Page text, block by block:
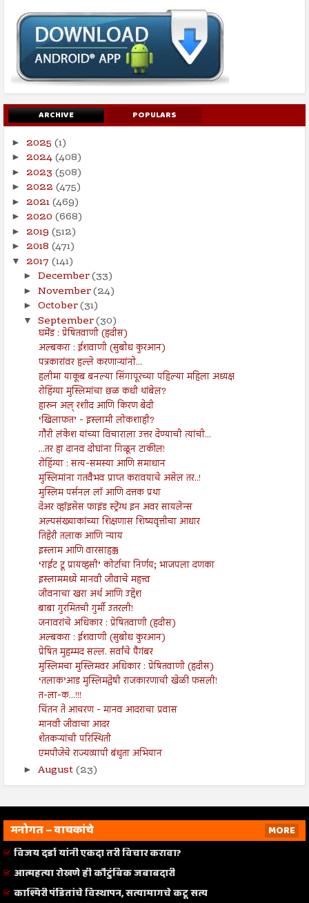
ARCHIVE POPULARS
► 2025 (1)
► 2024(408)
► 2023 (508)
► 2022 (475)
► 2021(469)
► 2020 (668)
► 2019 (512)
► 2018 (471)
▼ 2017 (141)
► December(33)
► November(24)
► October(31)
▼ September(30)
घमेंड : प्रेषितवाणी (हदीस)
अल्बकरा : ईशवाणी (सुबोध कुरआन)
पत्रकारांवर हल्ले करणाऱ्यांनो...
हलीमा याकूब बनल्या सिंगापूरच्या पहिल्या महिला अध्यक्ष
रोहिंग्या मुस्लिमांचा छळ कधी थांबेल?
हारुन अल् रशीद आणि किरण बेदी
‘खिलाफत’ - इस्लामी लोकशाही?
गौरी लंकेश यांच्या विचाराला उत्तर देण्याची त्यांची...
...तर हा दानव दोघांना गिळून टाकील!
रोहिंग्या : सत्य-समस्या आणि समाधान
मुस्लिमांना गतवैभव प्राप्त करावयाचे असेल तर..!
मुस्लिम पर्सनल लॉ आणि दत्तक प्रथा
देअर व्हॉइसेस फाइंड स्ट्रेंग्थ इन अवर सायलेन्स
अल्पसंख्याकांच्या शिक्षणास शिष्यवृत्तीचा आधार
तिहेरी तलाक आणि न्याय
इस्लाम आणि वारसाहक्क
‘राईट टू प्रायव्हसी’ कोर्टाचा निर्णय; भाजपला दणका
इस्लाममध्ये मानवी जीवाचे महत्त्व
जीवनाचा खरा अर्थ आणि उद्देश
बाबा गुरमितची गुर्मी उतरली!
जनावरांचे अधिकार : प्रेषितवाणी (हदीस)
अल्बकरा : ईशवाणी (सुबोध कुरआन)
प्रेषित मुहम्मद सल्ल. सर्वांचे पैगंबर
मुस्लिमचा मुस्लिमवर अधिकार : प्रेषितवाणी (हदीस)
‘तलाक’आड मुस्लिमद्वेषी राजकारणाची खेळी फसली!
त-ला-क...!!!
चिंतन ते आचरण - मानव आदराचा प्रवास
मानवी जीवाचा आदर
शेतकऱ्यांची परिस्थिती
एमपीजेचे राज्यव्यापी बंधुता अभियान
► August(23)
मनोगत – वाचकांचे
MORE
विजय दर्डा यांनी एकदा तरी विचार करावा?
आत्महत्या रोखणे ही कौटुंबिक जबाबदारी
काश्मिरी पंडितांचे विस्थापन, सत्यामागचे कटू सत्य